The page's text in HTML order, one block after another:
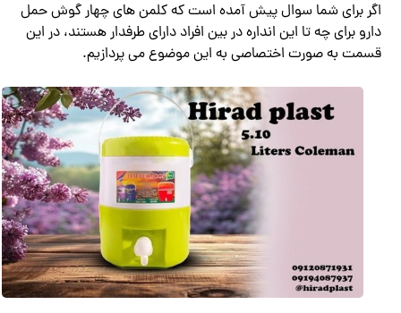
اگر برای شما سوال پیش آمده است که کلمن های چهار گوش حمل
دارو برای چه تا این انداره در بین افراد دارای طرفدار هستند، در این
قسمت به صورت اختصاصی به این موضوع می پردازیم.